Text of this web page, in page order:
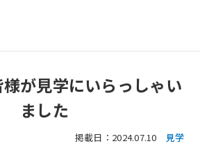
が見学にいらっしゃい
ました
掲載日：2024.07.10 見学